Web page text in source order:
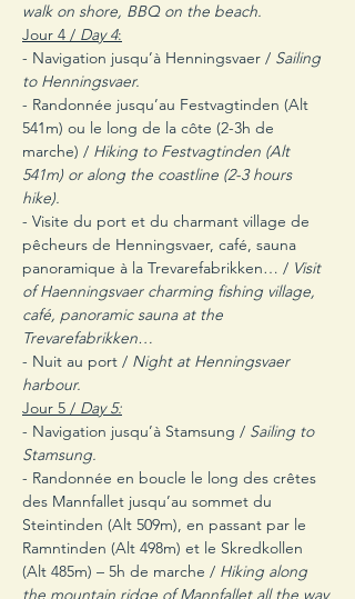
walk on shore, BBQ on the beach.
Jour 4 / Day 4:
- Navigation jusqu’à Henningsvaer / Sailing
to Henningsvaer.
- Randonnée jusqu’au Festvagtinden (Alt
541m) ou le long de la côte (2-3h de
marche) / Hiking to Festvagtinden (Alt
541m) or along the coastline (2-3 hours
hike).
- Visite du port et du charmant village de
pêcheurs de Henningsvaer, café, sauna
panoramique à la Trevarefabrikken… / Visit
of Haenningsvaer charming fishing village,
café, panoramic sauna at the
Trevarefabrikken…
- Nuit au port / Night at Henningsvaer
harbour.
Jour 5 / Day 5:
- Navigation jusqu’à Stamsung / Sailing to
Stamsung.
- Randonnée en boucle le long des crêtes
des Mannfallet jusqu’au sommet du
Steintinden (Alt 509m), en passant par le
Ramntinden (Alt 498m) et le Skredkollen
(Alt 485m) – 5h de marche / Hiking along
the mountain ridge of Mannfallet all the way